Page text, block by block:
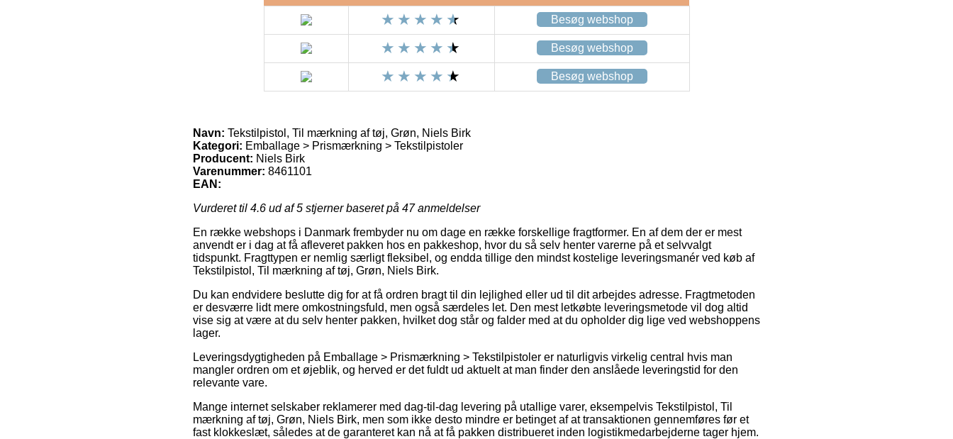
Besøg webshop
Besøg webshop
Besøg webshop
Navn: Tekstilpistol, Til mærkning af tøj, Grøn, Niels Birk
Kategori: Emballage > Prismærkning > Tekstilpistoler
Producent: Niels Birk
Varenummer: 8461101
EAN:
Vurderet til 4.6 ud af 5 stjerner baseret på 47anmeldelser
En række webshops i Danmark frembyder nu om dage en række forskellige fragtformer. En af dem der er mest
anvendt er i dag at få afleveret pakken hos en pakkeshop, hvor du så selv henter varerne på et selvvalgt
tidspunkt. Fragttypen er nemlig særligt fleksibel, og endda tillige den mindst kostelige leveringsmanér ved køb af
Tekstilpistol, Til mærkning af tøj, Grøn, Niels Birk.
Du kan endvidere beslutte dig for at få ordren bragt til din lejlighed eller ud til dit arbejdes adresse. Fragtmetoden
er desværre lidt mere omkostningsfuld, men også særdeles let. Den mest letkøbte leveringsmetode vil dog altid
vise sig at være at du selv henter pakken, hvilket dog står og falder med at du opholder dig lige ved webshoppens
lager.
Leveringsdygtigheden på Emballage > Prismærkning > Tekstilpistoler er naturligvis virkelig central hvis man
mangler ordren om et øjeblik, og herved er det fuldt ud aktuelt at man finder den anslåede leveringstid for den
relevante vare.
Mange internet selskaber reklamerer med dag-til-dag levering på utallige varer, eksempelvis Tekstilpistol, Til
mærkning af tøj, Grøn, Niels Birk, men som ikke desto mindre er betinget af at transaktionen gennemføres før et
fast klokkeslæt, således at de garanteret kan nå at få pakken distribueret inden logistikmedarbejderne tager hjem.